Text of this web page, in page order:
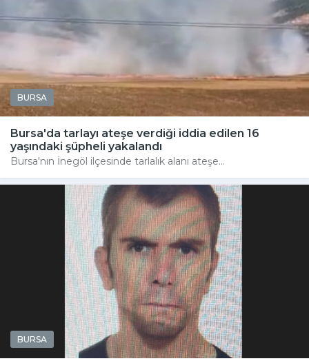
BURSA
Bursa'da tarlayı ateşe verdiği iddia edilen 16
yaşındaki şüpheli yakalandı
Bursa'nın İnegöl ilçesinde tarlalık alanı ateşe...
BURSA